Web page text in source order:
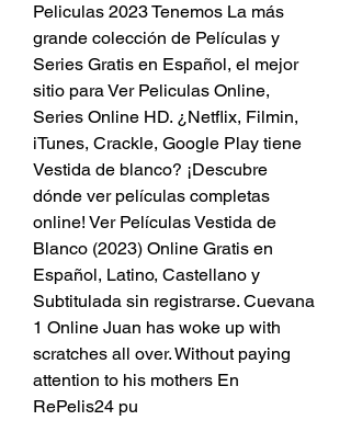
Peliculas 2023 Tenemos La más
grande colección de Películas y
Series Gratis en Español, el mejor
sitio para Ver Peliculas Online,
Series Online HD. ¿Netflix, Filmin,
iTunes, Crackle, Google Play tiene
Vestida de blanco? ¡Descubre
dónde ver películas completas
online! Ver Películas Vestida de
Blanco (2023) Online Gratis en
Español, Latino, Castellano y
Subtitulada sin registrarse. Cuevana
1 Online Juan has woke up with
scratches all over. Without paying
attention to his mothers En
RePelis24 pu